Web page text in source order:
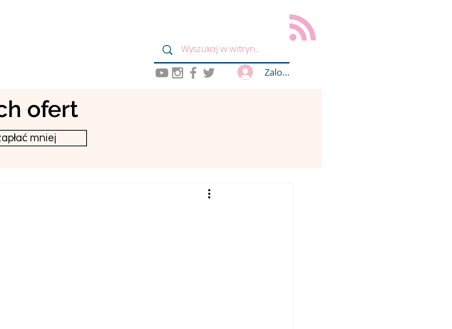
Zaloguj się
ofert
mniej